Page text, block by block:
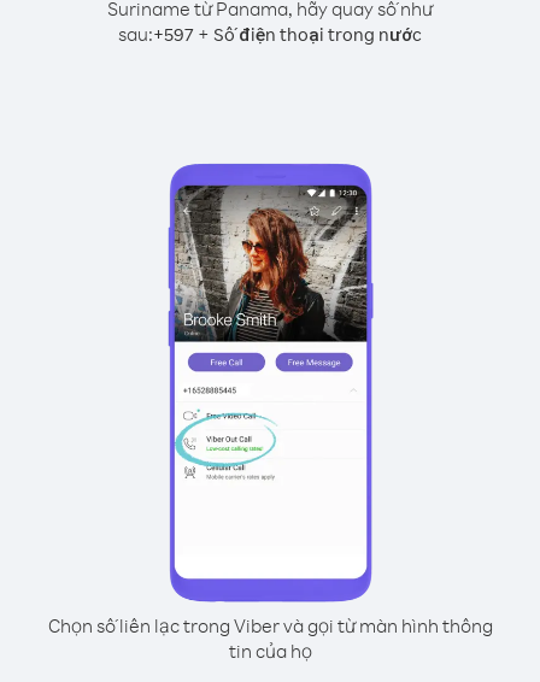
Suriname từ Panama, hãy quay số như
sau:+597 + Số điện thoại trong nước
Chọn số liên lạc trong Viber và gọi từ màn hình thông
tin của họ